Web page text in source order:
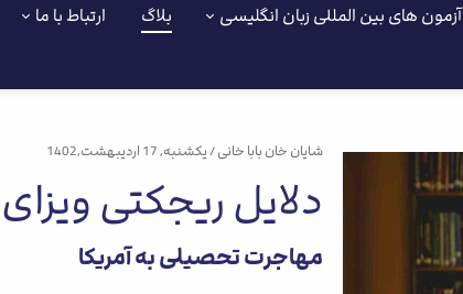
آزمون های بین المللی زبان انگلیسی بلاگ ارتباط با ما
شایان خان بابا خانی/ یکشنبه, 17 اردیبهشت,1402
دلایل ریجکتی
مهاجرت تحصیلی به آمریکا